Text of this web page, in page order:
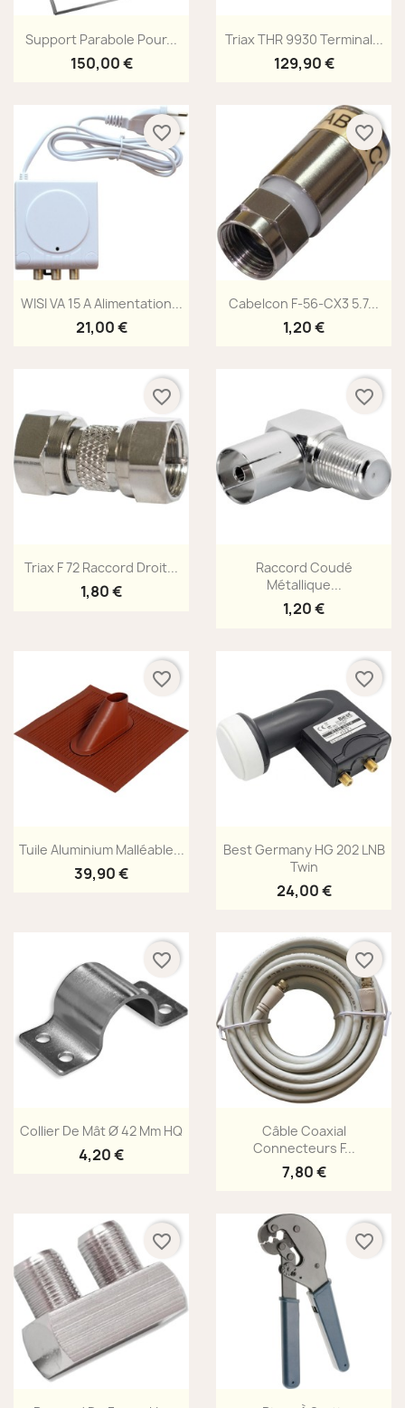
Aperçu rapide
Support Parabole Pour...
150,00 €
Aperçu rapide
Triax THR 9930 Terminal...
129,90 €
Aperçu rapide
WISI VA 15 A Alimentation...
21,00 €
favorite_border
Aperçu rapide
Cabelcon F-56-CX3 5.7...
1,20 €
favorite_border
Aperçu rapide
Triax F 72 Raccord Droit...
1,80 €
favorite_border
Aperçu rapide
Raccord Coudé
Métallique...
1,20 €
favorite_border
Aperçu rapide
Tuile Aluminium Malléable...
39,90 €
favorite_border
Aperçu rapide
Best Germany HG 202 LNB
Twin
24,00 €
favorite_border
Aperçu rapide
Collier De Mât Ø 42 Mm HQ
4,20 €
favorite_border
Aperçu rapide
Câble Coaxial
Connecteurs F...
7,80 €
favorite_border
favorite_border favorite_border